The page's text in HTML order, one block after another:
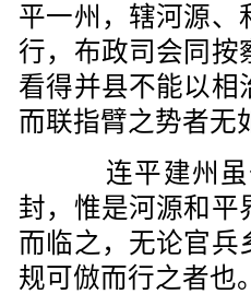
平一州，辖河源、
行，布政司会同按
看得并县不能以相
而联指臂之势者无
连平建州虽
封，惟是河源和平
而临之，无论官兵
规可倣而行之者也